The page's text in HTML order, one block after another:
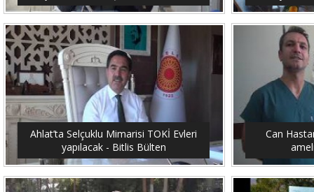
Ahlat’ta Selçuklu Mimarisi TOKİ Evleri
yapılacak - Bitlis Bülten
Can